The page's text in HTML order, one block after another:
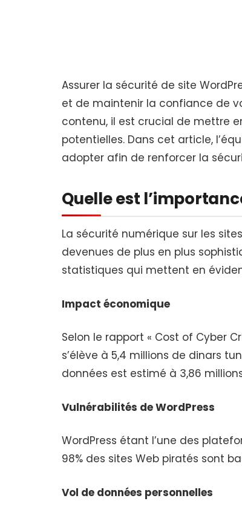
Assurer la sécurité de site
et de maintenir la confiance de
contenu, il est crucial de mettre
potentielles. Dans cet article,
adopter afin de renforcer la
Quelle est
La sécurité numérique sur les
devenues de plus en plus
statistiques qui mettent en
Impact économique
Selon le rapport « Cost of Cyber
s’élève à 5,4 millions de dinars
données est estimé à 3,86
Vulnérabilités de WordPress
WordPress étant l’une des
98% des sites Web piratés sont
Vol de données personnelles